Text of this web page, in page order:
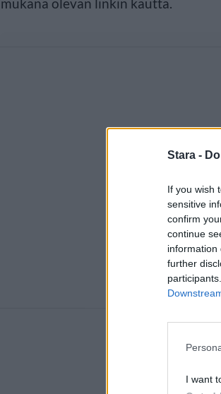
Stara -
If you wish
sensitive
confirm
continue
information
further
I want